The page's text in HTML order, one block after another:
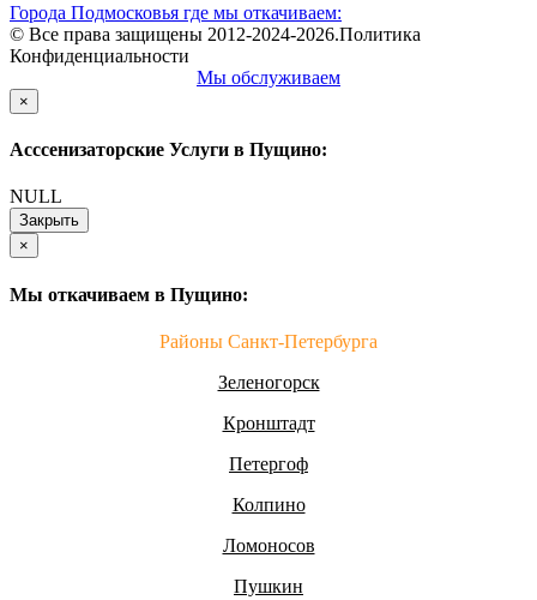
Города Подмосковья где мы откачиваем:
© Все права защищены 2012-2024-2026.Политика
Конфиденциальности
Мы обслуживаем
×
Асссенизаторские Услуги в Пущино:
NULL
Закрыть
×
Мы откачиваем в Пущино:
Районы Санкт-Петербурга
Зеленогорск
Кронштадт
Петергоф
Колпино
Ломоносов
Пушкин